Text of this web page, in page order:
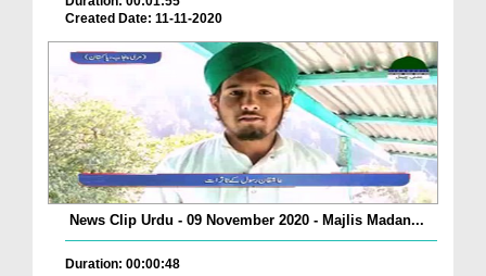
Created Date: 11-11-2020
News Clip Urdu - 09 November 2020 - Majlis Madan...
Duration: 00:00:48